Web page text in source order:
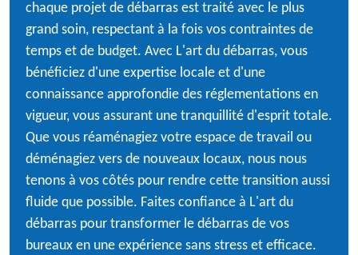
chaque projet de débarras est traité avec le plus
grand soin, respectant à la fois vos contraintes de
temps et de budget. Avec L'art du débarras, vous
bénéficiez d'une expertise locale et d'une
connaissance approfondie des réglementations en
vigueur, vous assurant une tranquillité d'esprit totale.
Que vous réaménagiez votre espace de travail ou
déménagiez vers de nouveaux locaux, nous nous
tenons à vos côtés pour rendre cette transition aussi
fluide que possible. Faites confiance à L'art du
débarras pour transformer le débarras de vos
bureaux en une expérience sans stress et efficace.